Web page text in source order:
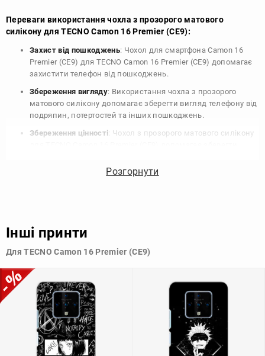
Переваги використання чохла з прозорого матового
силікону для TECNO Camon 16 Premier (CE9):
Захист від пошкоджень: Чохол для смартфона Camon 16
Premier (CE9) для TECNO Camon 16 Premier (CE9) допомагає
захистити телефон від пошкоджень.
Збереження вигляду: Використання чохла з прозорого
матового силікону допомагає зберегти вигляд телефону від
подряпин, потертостей та інших пошкоджень.
Збереження цінності: Чохол з прозорого матового силікону
людей, які планують продати свій пристрій в майбутньому.
Узагалі, чохол для телефону - це дуже корисний аксесуар, який
допомагає захистити ваш пристрій, зберегти його цінність і
Розгорнути
Інші принти
Для TECNO Camon 16 Premier (CE9)